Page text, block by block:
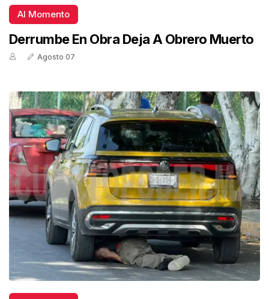
Al Momento
Derrumbe En Obra Deja A Obrero Muerto
Agosto 07